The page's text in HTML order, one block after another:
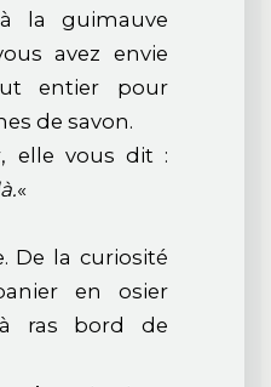
la guimauve
avez envie
entier pour
de savon.
elle vous dit :
«
De la curiosité
en osier
ras bord de